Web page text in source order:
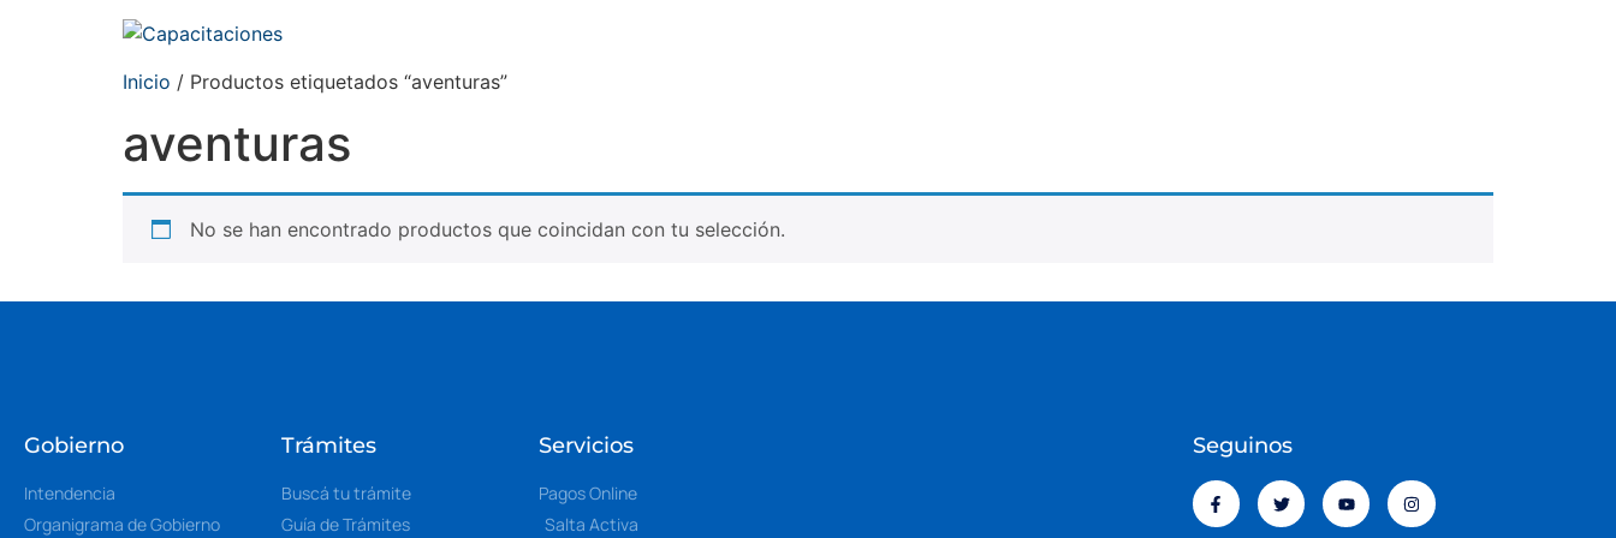
Inicio / Productos etiquetados “aventuras”
aventuras
No se han encontrado productos que coincidan con tu selección.
Gobierno
Intendencia
Organigrama de Gobierno
Trámites
Buscá tu trámite
Guía de Trámites
Servicios
Pagos Online
Salta Activa
Seguinos